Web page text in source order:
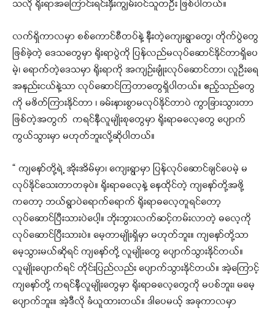
သလို ရိုးရာအကြောင်းရင်းနှီးကျွမ်းဝင်သူတဦး ဖြစ်ပါတယ်။
လက်ရှိကာလမှာ စစ်ကောင်စီတပ်နဲ့ နီးတဲ့ကျေးရွာတွေ၊ တိုက်ပွဲတွေ
ဖြစ်ခဲ့တဲ့ ဒေသတွေမှာ ရိုးရာပွဲကို ပြန်လည်မလုပ်ဆောင်နိုင်တာရှိပေ
မဲ့၊ ရောက်တဲ့ဒေသမှာ ရိုးရာကို အကျဉ်းချုံးလုပ်ဆောင်တာ၊ လူဦးရေ
အနည်းငယ်နဲ့သာ လုပ်ဆောင်ကြတာတွေရှိပါတယ်။ ဧည့်သည်တွေ
ကို မဖိတ်ကြားနိုင်တာ ၊ ခမ်းနားစွာမလုပ်နိုင်တာပဲ ကွာခြားသွားတာ
ဖြစ်တဲ့အတွက် ကရင်နီလူမျိုးစုတွေမှာ ရိုးရာဓလေ့တွေ ပျောက်
ကွယ်သွားမှာ မဟုတ်ဘူးလို့ဆိုပါတယ်။
“ ကျနော်တို့ရဲ့ အိုးအိမ်မှာ၊ ကျေးရွာမှာ ပြန်လုပ်ဆောင်ချင်ပေမဲ့ မ
လုပ်နိုင်သေးတာတခုပဲ။ ရိုးရာဓလေ့နဲ့ နေထိုင်တဲ့ ကျနော်တို့အဖို့
ကတော့ ဘယ်ရွာပဲရောက်ရောက် ရိုးရာဓလေ့တူရင်တော့
လုပ်ဆောင်ပြီးသားပဲပေါ့။ ဘိုးဘွားလက်ဆင့်ကမ်းလာတဲ့ ဓလေ့ကို
လုပ်ဆောင်ပြီးသားပဲ။ မေ့တာမျိုးရှိမှာ မဟုတ်ဘူး။ ကျနော်တို့သာ
မေ့သွားမယ်ဆိုရင် ကျနော်တို့ လူမျိုးတွေ ပျောက်သွားနိုင်တယ်။
လူမျိုးပျောက်ရင် တိုင်းပြည်လည်း ပျောက်သွားနိုင်တယ်။ အဲ့ကြောင့်
ကျနော်တို့ ကရင်နီလူမျိုးတွေမှာ ရိုးရာဓလေ့တွေကို မပစ်ဘူး၊ မမေ့
ပျောက်ဘူး။ အဲ့ဒီလို ခံယူထားတယ်။ ဒါပေမယ့် အခုကာလမှာ